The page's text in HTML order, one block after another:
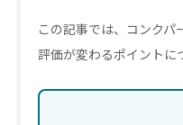
この記事では、コンクパ
評価が変わるポイントに